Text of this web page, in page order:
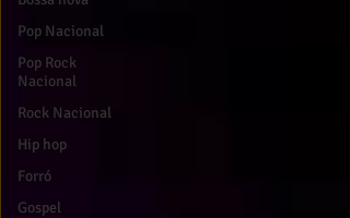
Pop Nacional
Pop Rock
Nacional
Rock Nacional
Hip hop
Forró
Gospel